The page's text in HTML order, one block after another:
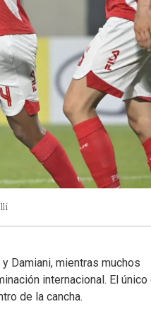
Damiani, mientras muchos
internacional. El único
de la cancha.